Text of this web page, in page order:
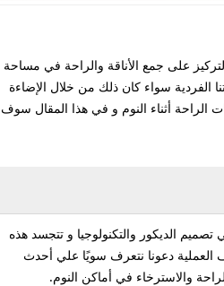
حيث يتم التركيز على جمع الأناقة والراحة في مساحة
الفردية سواء كان ذلك من خلال الإضاءة
الراحة أثناء النوم و في هذا المقال سوف
الديكور والتكنولوجيا و تتجسد هذه
العملية دعونا نتعرف سويًا علي أحدث
والاسترخاء في أماكن النوم.